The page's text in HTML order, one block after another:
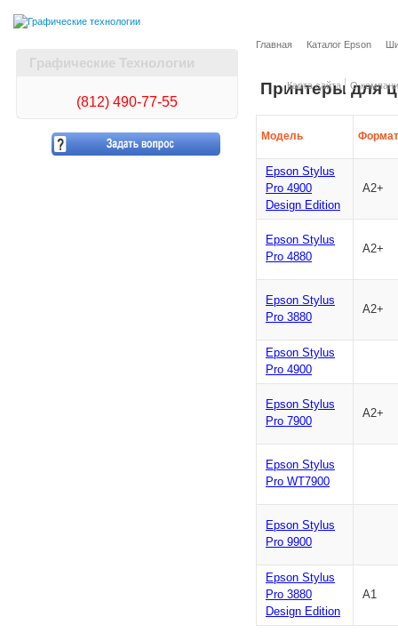
Карта сайта О
Графические Технологии
(812) 490-77-55
Главная Каталог Epson
Принтеры для
Модель Формат
Epson Stylus
Pro 4900
Design Edition
А2+
Epson Stylus
Pro 4880
А2+
Epson Stylus
Pro 3880
А2+
Epson Stylus
Pro 4900
Epson Stylus
Pro 7900
А2+
Epson Stylus
Pro WT7900
Epson Stylus
Pro 9900
Epson Stylus
Pro 3880
Design Edition
А1